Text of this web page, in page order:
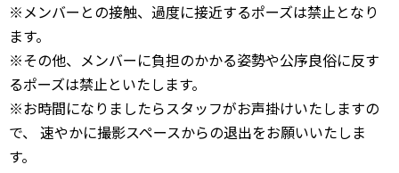
※メンバーとの接触、過度に接近するポーズは禁止となり
ます。
※その他、メンバーに負担のかかる姿勢や公序良俗に反す
るポーズは禁止といたします。
※お時間になりましたらスタッフがお声掛けいたしますの
で、 速やかに撮影スペースからの退出をお願いいたしま
す。